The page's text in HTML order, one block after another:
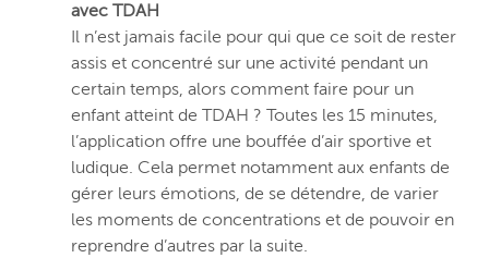
avec TDAH
Il n’est jamais facile pour qui que ce soit de rester
assis et concentré sur une activité pendant un
certain temps, alors comment faire pour un
enfant atteint de TDAH ? Toutes les 15 minutes,
l’application offre une bouffée d’air sportive et
ludique. Cela permet notamment aux enfants de
gérer leurs émotions, de se détendre, de varier
les moments de concentrations et de pouvoir en
reprendre d’autres par la suite.